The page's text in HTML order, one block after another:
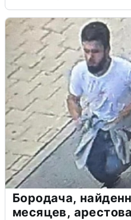
Бородача,
месяцев,